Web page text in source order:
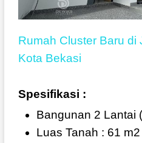
Rumah Cluster Baru di
Kota Bekasi
Spesifikasi :
Bangunan 2 Lantai
Luas Tanah : 61